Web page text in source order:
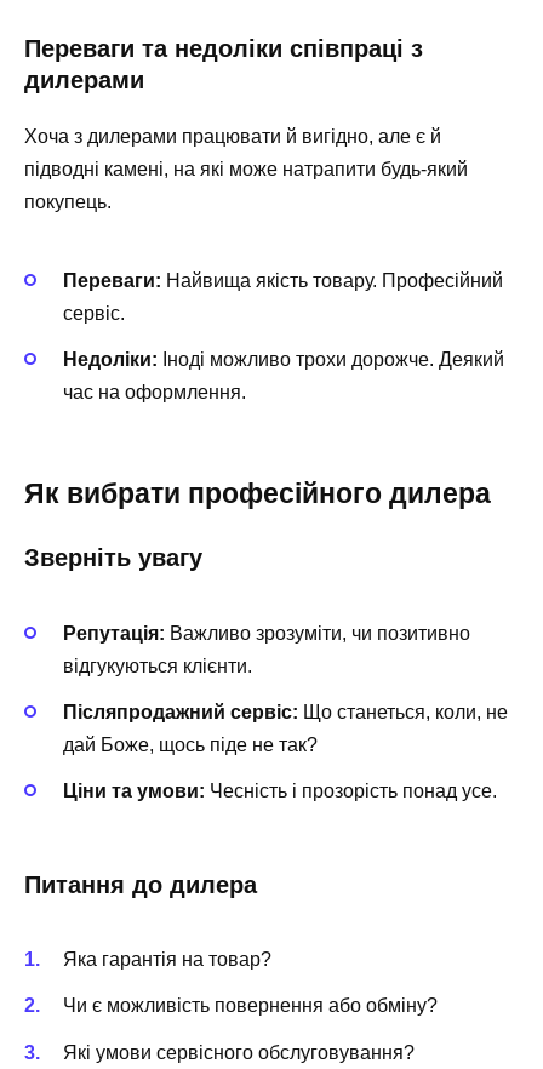
Переваги та недоліки співпраці з
дилерами
Хоча з дилерами працювати й вигідно, але є й
підводні камені, на які може натрапити будь-який
покупець.
Переваги: Найвища якість товару. Професійний
сервіс.
Недоліки: Іноді можливо трохи дорожче. Деякий
час на оформлення.
Як вибрати професійного дилера
Зверніть увагу
Репутація: Важливо зрозуміти, чи позитивно
відгукуються клієнти.
Післяпродажний сервіс: Що станеться, коли, не
дай Боже, щось піде не так?
Ціни та умови: Чесність і прозорість понад усе.
Питання до дилера
Яка гарантія на товар?
Чи є можливість повернення або обміну?
Які умови сервісного обслуговування?